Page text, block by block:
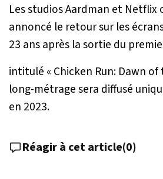
Les studios Aardman et Netflix
annoncé le retour sur les
23 ans après la sortie du
intitulé « Chicken Run: Dawn of
long-métrage sera diffusé
en 2023.
Réagir à cet article(0)